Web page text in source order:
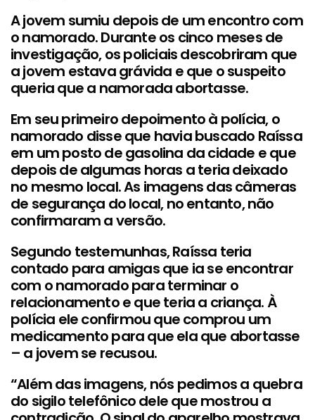
A jovem sumiu depois de um encontro com
o namorado. Durante os cinco meses de
investigação, os policiais descobriram que
a jovem estava grávida e que o suspeito
queria que a namorada abortasse.
Em seu primeiro depoimento à polícia, o
namorado disse que havia buscado Raíssa
em um posto de gasolina da cidade e que
depois de algumas horas a teria deixado
no mesmo local. As imagens das câmeras
de segurança do local, no entanto, não
confirmaram a versão.
Segundo testemunhas, Raíssa teria
contado para amigas que ia se encontrar
com o namorado para terminar o
relacionamento e que teria a criança. À
polícia ele confirmou que comprou um
medicamento para que ela que abortasse
– a jovem se recusou.
“Além das imagens, nós pedimos a quebra
do sigilo telefônico dele que mostrou a